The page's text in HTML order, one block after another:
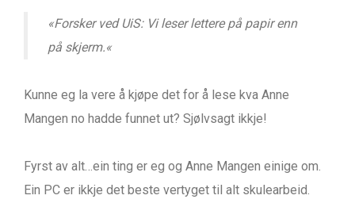
«Forsker ved UiS: Vi leser lettere på papir enn
på skjerm.«
Kunne eg la vere å kjøpe det for å lese kva Anne
Mangen no hadde funnet ut? Sjølvsagt ikkje!
Fyrst av alt…ein ting er eg og Anne Mangen einige om.
Ein PC er ikkje det beste vertyget til alt skulearbeid.